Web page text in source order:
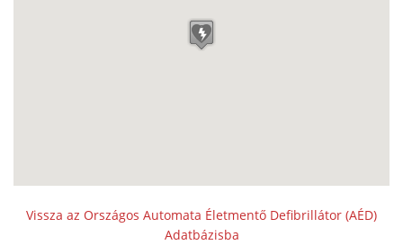
Vissza az Országos Automata Életmentő Defibrillátor (AÉD)
Adatbázisba